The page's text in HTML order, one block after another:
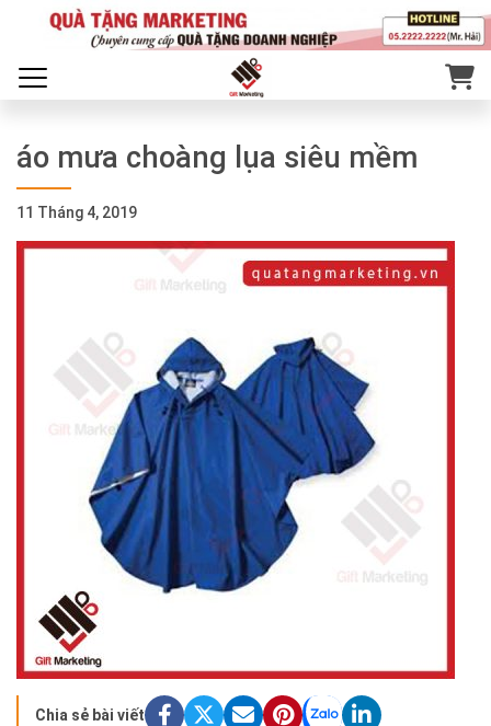
áo mưa choàng lụa siêu mềm
11 Tháng 4, 2019
Chia sẻ bài viết